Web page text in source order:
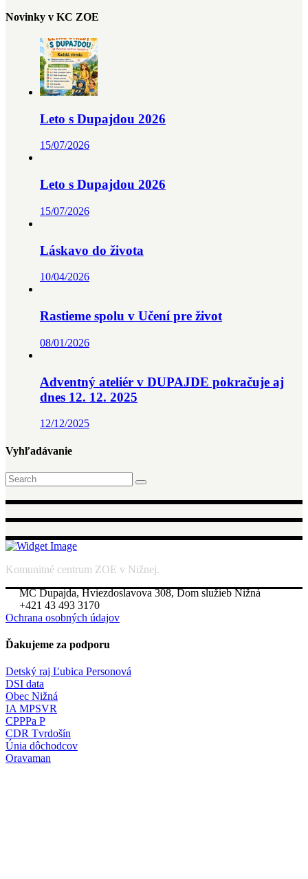
Novinky v KC ZOE
Leto s Dupajdou 2026
15/07/2026
Leto s Dupajdou 2026
15/07/2026
Láskavo do života
10/04/2026
Rastieme spolu v Učení pre život
08/01/2026
Adventný ateliér v DUPAJDE pokračuje aj
dnes 12. 12. 2025
12/12/2025
Vyhľadávanie
Search
for:
Komunitné centrum ZOE v Nižnej.
MC Dupajda, Hviezdoslavova 308, Dom služieb Nižná
+421 43 493 3170
Ochrana osobných údajov
Ďakujeme za podporu
Detský raj Ľubica Personová
DSI data
Obec Nižná
IA MPSVR
CPPPa P
CDR Tvrdošín
Únia dôchodcov
Oravaman